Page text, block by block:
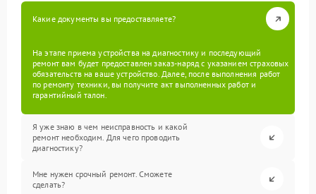
Какие документы вы предоставляете?
На этапе приема устройства на диагностику и последующий
ремонт вам будет предоставлен заказ-наряд с указанием страховых
обязательств на ваше устройство. Далее, после выполнения работ
по ремонту техники, вы получите акт выполненных работ и
гарантийный талон.
Я уже знаю в чем неисправность и какой
ремонт необходим. Для чего проводить
диагностику?
Мне нужен срочный ремонт. Сможете
сделать?